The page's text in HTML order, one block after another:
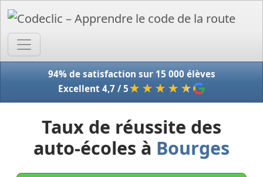
94% de satisfaction sur 15 000 élèves
Excellent 4,7 / 5★★★★ ★
Taux de réussite des
auto-écoles à Bourges